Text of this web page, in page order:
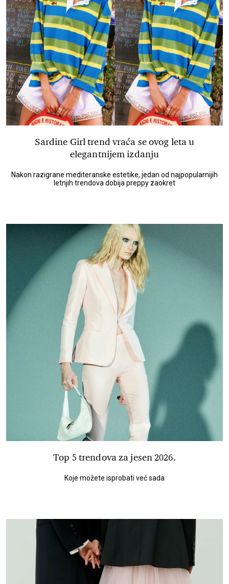
Sardine Girl trend vraća se ovog leta u
elegantnijem izdanju
Nakon razigrane mediteranske estetike, jedan od najpopularnijih
letnjih trendova dobija preppy zaokret
Top 5 trendova za jesen 2026.
Koje možete isprobati već sada